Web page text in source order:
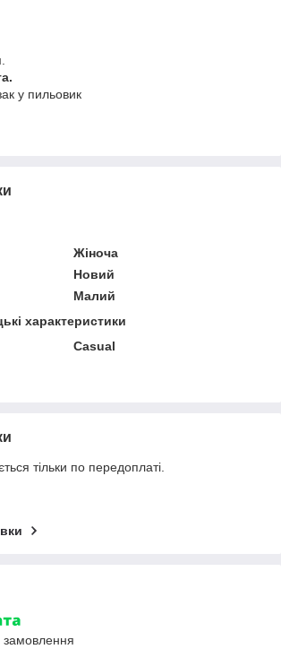
у пильовик
Жіноча
Новий
Малий
характеристики
Casual
тільки по передоплаті.
замовлення